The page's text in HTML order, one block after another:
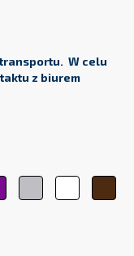
W celu
z biurem
FioletowySrebrnyBiały